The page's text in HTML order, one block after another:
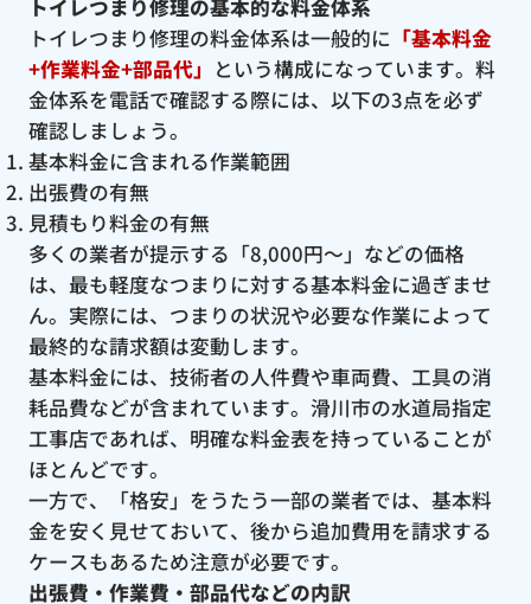
トイレつまり修理の基本的な料金体系
トイレつまり修理の料金体系は一般的に 「基本料金
+作業料金+部品代」 という構成になっています。料
金体系を電話で確認する際には、以下の3点を必ず
確認しましょう。
基本料金に含まれる作業範囲
出張費の有無
見積もり料金の有無
多くの業者が提示する「8,000円〜」などの価格
は、最も軽度なつまりに対する基本料金に過ぎませ
ん。実際には、つまりの状況や必要な作業によって
最終的な請求額は変動します。
基本料金には、技術者の人件費や車両費、工具の消
耗品費などが含まれています。滑川市の水道局指定
工事店であれば、明確な料金表を持っていることが
ほとんどです。
一方で、「格安」をうたう一部の業者では、基本料
金を安く見せておいて、後から追加費用を請求する
ケースもあるため注意が必要です。
出張費・作業費・部品代などの内訳